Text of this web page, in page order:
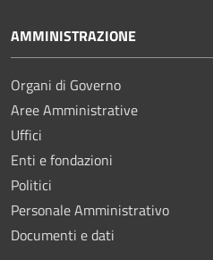
AMMINISTRAZIONE
Organi di Governo
Aree Amministrative
Uffici
Enti e fondazioni
Politici
Personale Amministrativo
Documenti e dati